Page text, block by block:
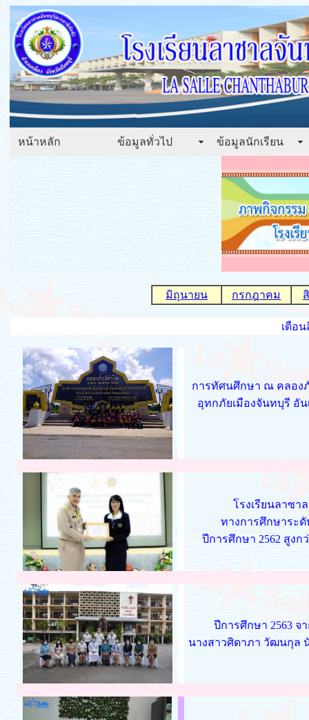
หน้าหลัก ข้อมูลทั่วไป ข้อมูลนักเรียน
มิถุนายน กรกฎาคม
เดือ
การทัศนศึกษา ณ คลองภั
อุทกภัยเมืองจันทบุรี อั
โรงเรียนลาซา
ทางการศึกษาระ
ปีการศึกษา 2562 สูง
ปีการศึกษา 2563 จ
นางสาวศิดาภา วัฒนกุล